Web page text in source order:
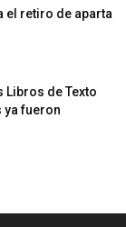
el retiro de aparta
Libros de Texto
ya fueron